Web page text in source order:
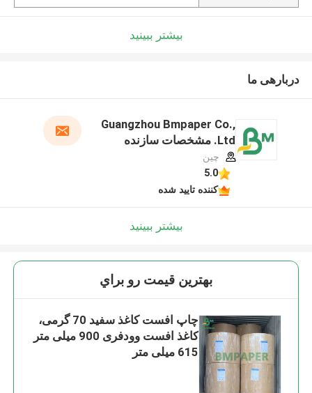
بیشتر ببینید
دربارهی ما
Guangzhou Bmpaper Co.,
Ltd. مشخصات سازنده
چین
5.0
کننده تایید شده
بیشتر ببینید
بهترين قيمت رو براي
چاپ افست کاغذ سفید 70 گرمی،
کاغذ افست وودفری 900 میلی متر
615 میلی متر